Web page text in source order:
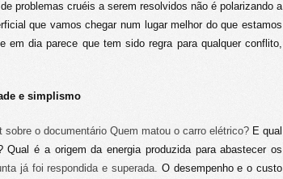
problemas cruéis a serem resolvidos não é polarizando a
que vamos chegar num lugar melhor do que estamos
em dia parece que tem sido regra para qualquer conflito,
e simplismo
o documentário Quem matou o carro elétrico? E qual
é a origem da energia produzida para abastecer os
já foi respondida e superada. O desempenho e o custo